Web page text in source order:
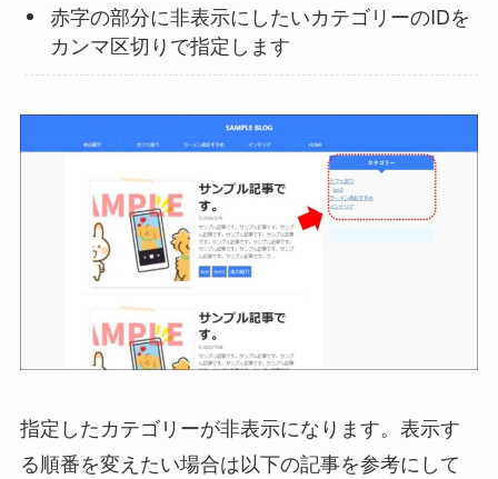
赤字の部分に非表示にしたいカテゴリーのIDを
カンマ区切りで指定します
指定したカテゴリーが非表示になります。表示す
る順番を変えたい場合は以下の記事を参考にして